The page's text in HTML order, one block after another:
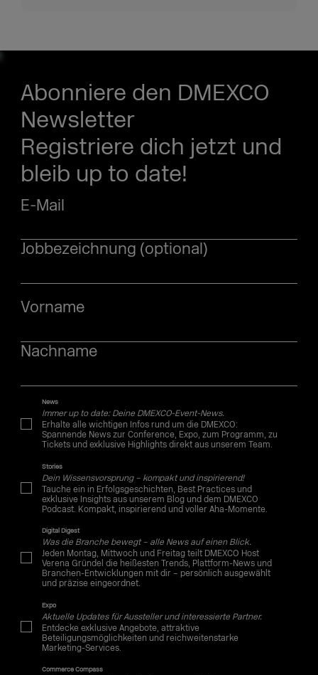
Abonniere den DMEXCO
Newsletter
Registriere dich jetzt und
bleib up to date!
E-Mail
Jobbezeichnung (optional)
Vorname
Nachname
News
Immer up to date: Deine DMEXCO-Event-News.
Erhalte alle wichtigen Infos rund um die DMEXCO:
Spannende News zur Conference, Expo, zum Programm, zu
Tickets und exklusive Highlights direkt aus unserem Team.
Stories
Dein Wissensvorsprung – kompakt und inspirierend!
Tauche ein in Erfolgsgeschichten, Best Practices und
exklusive Insights aus unserem Blog und dem DMEXCO
Podcast. Kompakt, inspirierend und voller Aha-Momente.
Digital Digest
Was die Branche bewegt – alle News auf einen Blick.
Jeden Montag, Mittwoch und Freitag teilt DMEXCO Host
Verena Gründel die heißesten Trends, Plattform-News und
Branchen-Entwicklungen mit dir – persönlich ausgewählt
und präzise eingeordnet.
Expo
Aktuelle Updates für Aussteller und interessierte Partner.
Entdecke exklusive Angebote, attraktive
Beteiligungsmöglichkeiten und reichweitenstarke
Marketing-Services.
Commerce Compass